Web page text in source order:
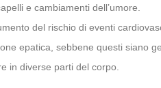
e cambiamenti dell’umore.
del rischio di eventi
epatica, sebbene questi siano
in diverse parti del corpo.